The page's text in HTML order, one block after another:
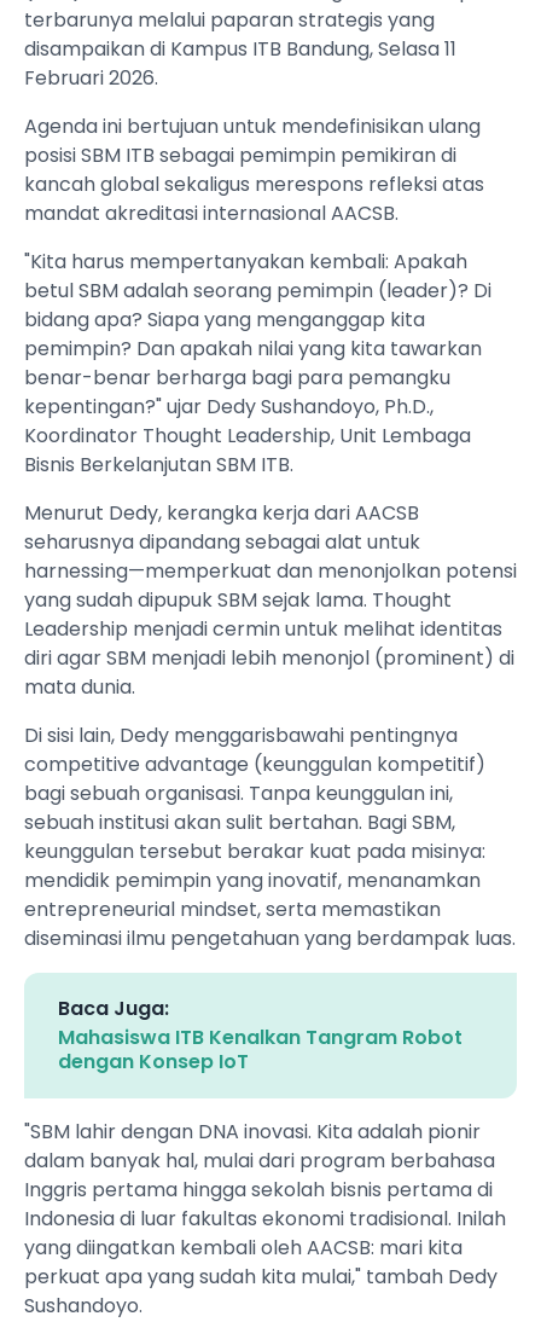
terbarunya melalui paparan strategis yang
disampaikan di Kampus ITB Bandung, Selasa 11
Februari 2026.
Agenda ini bertujuan untuk mendefinisikan ulang
posisi SBM ITB sebagai pemimpin pemikiran di
kancah global sekaligus merespons refleksi atas
mandat akreditasi internasional AACSB.
"Kita harus mempertanyakan kembali: Apakah
betul SBM adalah seorang pemimpin (leader)? Di
bidang apa? Siapa yang menganggap kita
pemimpin? Dan apakah nilai yang kita tawarkan
benar-benar berharga bagi para pemangku
kepentingan?" ujar Dedy Sushandoyo, Ph.D.,
Koordinator Thought Leadership, Unit Lembaga
Bisnis Berkelanjutan SBM ITB.
Menurut Dedy, kerangka kerja dari AACSB
seharusnya dipandang sebagai alat untuk
harnessing—memperkuat dan menonjolkan potensi
yang sudah dipupuk SBM sejak lama. Thought
Leadership menjadi cermin untuk melihat identitas
diri agar SBM menjadi lebih menonjol (prominent) di
mata dunia.
Di sisi lain, Dedy menggarisbawahi pentingnya
competitive advantage (keunggulan kompetitif)
bagi sebuah organisasi. Tanpa keunggulan ini,
sebuah institusi akan sulit bertahan. Bagi SBM,
keunggulan tersebut berakar kuat pada misinya:
mendidik pemimpin yang inovatif, menanamkan
entrepreneurial mindset, serta memastikan
diseminasi ilmu pengetahuan yang berdampak luas.
Baca Juga:
Mahasiswa ITB Kenalkan Tangram Robot
dengan Konsep IoT
"SBM lahir dengan DNA inovasi. Kita adalah pionir
dalam banyak hal, mulai dari program berbahasa
Inggris pertama hingga sekolah bisnis pertama di
Indonesia di luar fakultas ekonomi tradisional. Inilah
yang diingatkan kembali oleh AACSB: mari kita
perkuat apa yang sudah kita mulai," tambah Dedy
Sushandoyo.